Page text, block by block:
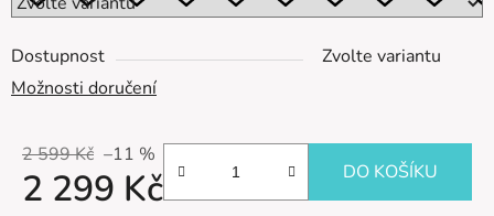
Dostupnost
Zvolte variantu
Možnosti doručení
2 599 Kč –11 %
2 299 Kč DO KOŠÍKU